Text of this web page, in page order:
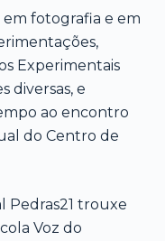
fotografia e em
Experimentais
diversas, e
ao encontro
do Centro de
Pedras21 trouxe
Voz do